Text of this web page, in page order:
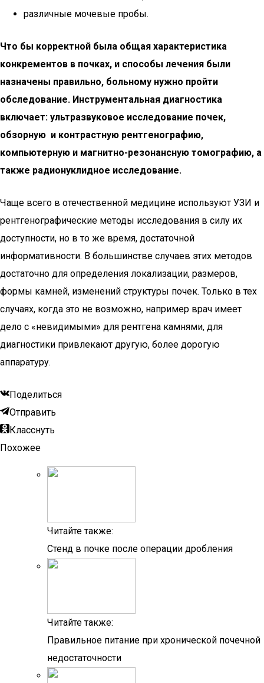
различные мочевые пробы.
Что бы корректной была общая характеристика
конкрементов в почках, и способы лечения были
назначены правильно, больному нужно пройти
обследование. Инструментальная диагностика
включает: ультразвуковое исследование почек,
обзорную и контрастную рентгенографию,
компьютерную и магнитно-резонансную томографию, а
также радионуклидное исследование.
Чаще всего в отечественной медицине используют УЗИ и
рентгенографические методы исследования в силу их
доступности, но в то же время, достаточной
информативности. В большинстве случаев этих методов
достаточно для определения локализации, размеров,
формы камней, изменений структуры почек. Только в тех
случаях, когда это не возможно, например врач имеет
дело с «невидимыми» для рентгена камнями, для
диагностики привлекают другую, более дорогую
аппаратуру.
Поделиться
Отправить
Класснуть
Похожее
Читайте также:
Стенд в почке после операции дробления
Читайте также:
Правильное питание при хронической почечной
недостаточности